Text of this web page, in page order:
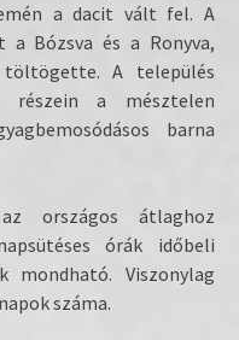
a dacit vált fel. A
a Bózsva és a Ronyva,
A település
a mésztelen
barna
országos átlaghoz
órák időbeli
mondható. Viszonylag
száma.